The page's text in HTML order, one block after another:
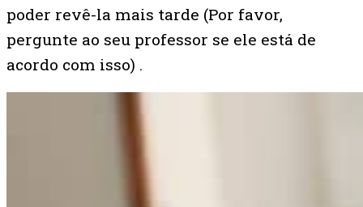
poder revê-la mais tarde (Por favor,
pergunte ao seu professor se ele está de
acordo com isso) .